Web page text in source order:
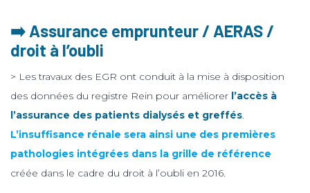
➡️ Assurance emprunteur / AERAS /
droit à l’oubli
> Les travaux des EGR ont conduit à la mise à disposition
des données du registre Rein pour améliorer l’accès à
l’assurance des patients dialysés et greffés.
L’insuffisance rénale sera ainsi une des premières
pathologies intégrées dans la grille de référence
créée dans le cadre du droit à l’oubli en 2016.